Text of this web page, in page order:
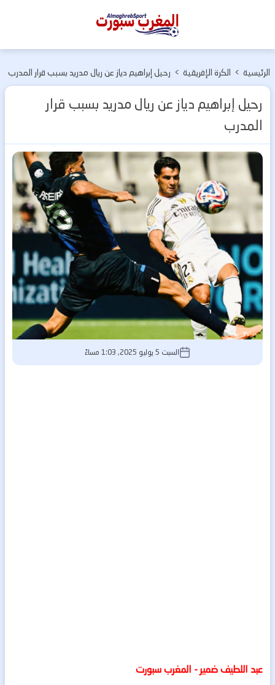
المغرب
الرئيسية > الكرة الإفريقية > رحيل إبراهيم دياز عن ريال مدريد بسبب قرار المدرب
رحيل إبراهيم دياز عن ريال مدريد بسبب قرار
المدرب
السبت 5 يوليو 2025, 1:03 مساءً
عبد اللطيف ضمير - المغرب سبورت